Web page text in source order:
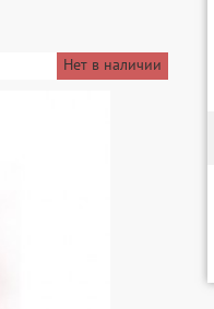
Нет в наличии